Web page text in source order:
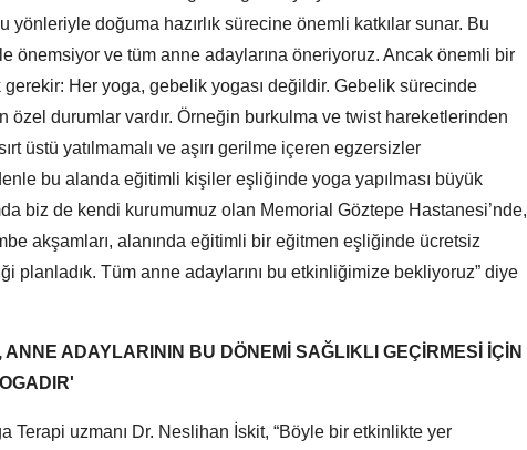
yönleriyle doğuma hazırlık sürecine önemli katkılar sunar. Bu
önemsiyor ve tüm anne adaylarına öneriyoruz. Ancak önemli bir
Her yoga, gebelik yogası değildir. Gebelik sürecinde
özel durumlar vardır. Örneğin burkulma ve twist hareketlerinden
üstü yatılmamalı ve aşırı gerilme içeren egzersizler
bu alanda eğitimli kişiler eşliğinde yoga yapılması büyük
biz de kendi kurumumuz olan Memorial Göztepe Hastanesi’nde,
akşamları, alanında eğitimli bir eğitmen eşliğinde ücretsiz
planladık. Tüm anne adaylarını bu etkinliğimize bekliyoruz” diye
ADAYLARININ BU DÖNEMİ SAĞLIKLI GEÇİRMESİ İÇİN
Terapi uzmanı Dr. Neslihan İskit, “Böyle bir etkinlikte yer